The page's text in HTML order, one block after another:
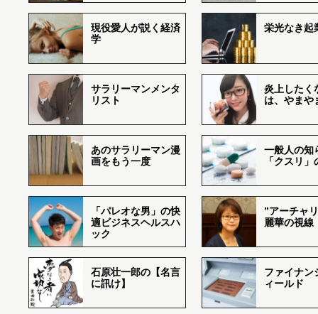
現役愛人が説く経済
学
栄光なき起
サラリーマンメンタ
リスト
炎上したく
は、やまや
あのサラリーマン漫
画をもう一度
一般人の知
「クスリ
「パレオな男」の快
適ビジネスヘルスハ
ック
”アーチャ
麗華の視線
石原壮一郎の【名言
に訊け】
ファイナン
ィールド